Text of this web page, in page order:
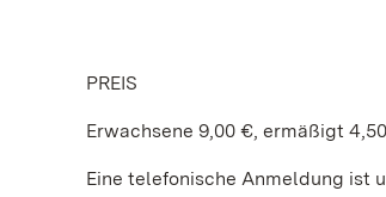
PREIS
Erwachsene 9,00 €, ermäßigt
Eine telefonische Anmeldung ist